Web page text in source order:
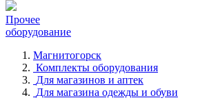
Прочее
оборудование
Магнитогорск
Комплекты оборудования
Для магазинов и аптек
Для магазина одежды и обуви